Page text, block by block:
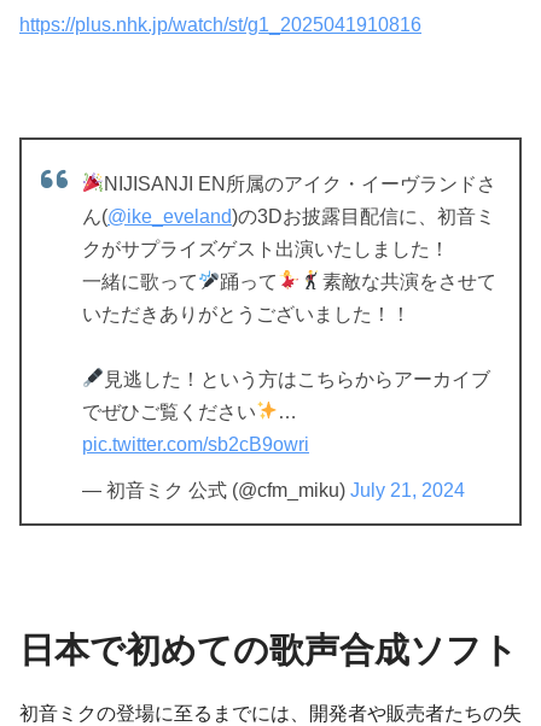
https://plus.nhk.jp/watch/st/g1_2025041910816
NIJISANJI EN所属のアイク・イーヴランドさ
ん(@ike_eveland)の3Dお披露目配信に、初音ミ
クがサプライズゲスト出演いたしました！
一緒に歌って
踊って
素敵な共演をさせて
いただきありがとうございました！！
見逃した！という方はこちらからアーカイブ
でぜひご覧ください
…
pic.twitter.com/sb2cB9owri
— 初音ミク 公式 (@cfm_miku) July 21, 2024
日本で初めての歌声合成ソフト
初音ミクの登場に至るまでには、開発者や販売者たちの失